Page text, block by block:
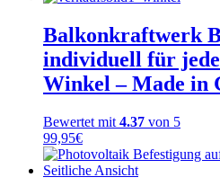
Balkonkraftwerk
individuell für
Winkel – Made in
Bewertet mit 4.37 von 5
99,95€